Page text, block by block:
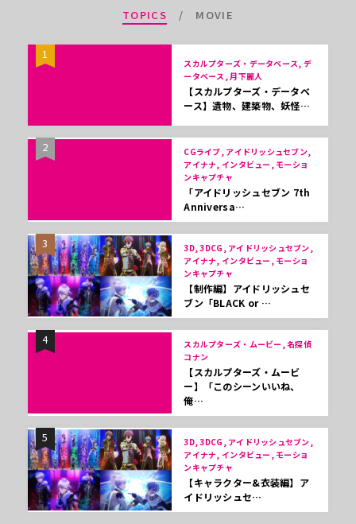
TOPICS MOVIE
1
スカルプターズ・データベース, デ
ータベース, 月下麗人
【スカルプターズ・データベ
ース】遺物、建築物、妖怪…
2
CGライブ, アイドリッシュセブン,
アイナナ, インタビュー, モーショ
ンキャプチャ
「アイドリッシュセブン 7th
Anniversa…
3
3D, 3DCG, アイドリッシュセブン,
アイナナ, インタビュー, モーショ
ンキャプチャ
【制作編】アイドリッシュセ
ブン「BLACK or …
4
スカルプターズ・ムービー, 名探偵
コナン
【スカルプターズ・ムービ
ー】「このシーンいいね、
俺…
5
3D, 3DCG, アイドリッシュセブン,
アイナナ, インタビュー, モーショ
ンキャプチャ
【キャラクター&衣装編】ア
イドリッシュセ…